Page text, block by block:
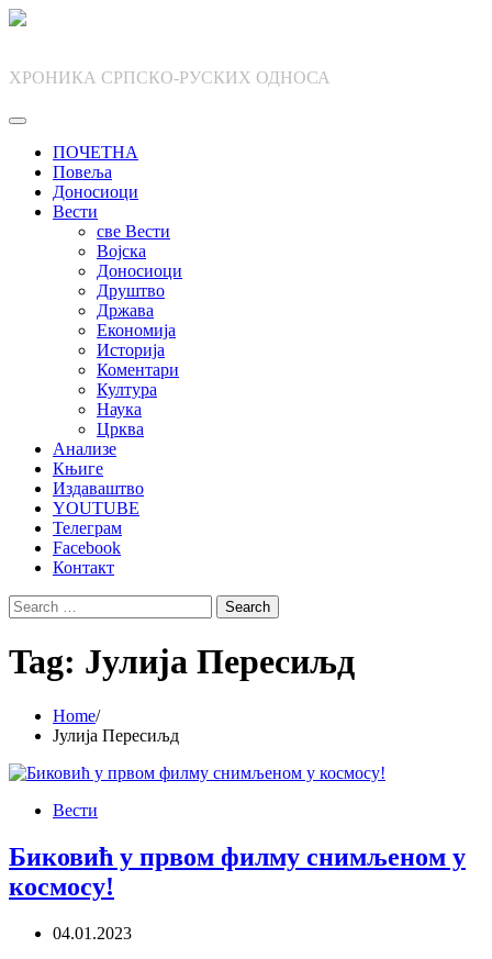
Skip
ХРОНИКА СРПСКО-РУСКИХ ОДНОСА
ПОЧЕТНА
Повеља
Доносиоци
Вести
све Вести
Војска
Доносиоци
Друштво
Држава
Економија
Историја
Коментари
Култура
Наука
Црква
Анализе
Књиге
Издаваштво
YOUTUBE
Телеграм
Facebook
Контакт
Search
for:
Tag: Јулија Пересиљд
Home
Јулија Пересиљд
Вести
Биковић у првом филму снимљеном у
космосу!
04.01.2023